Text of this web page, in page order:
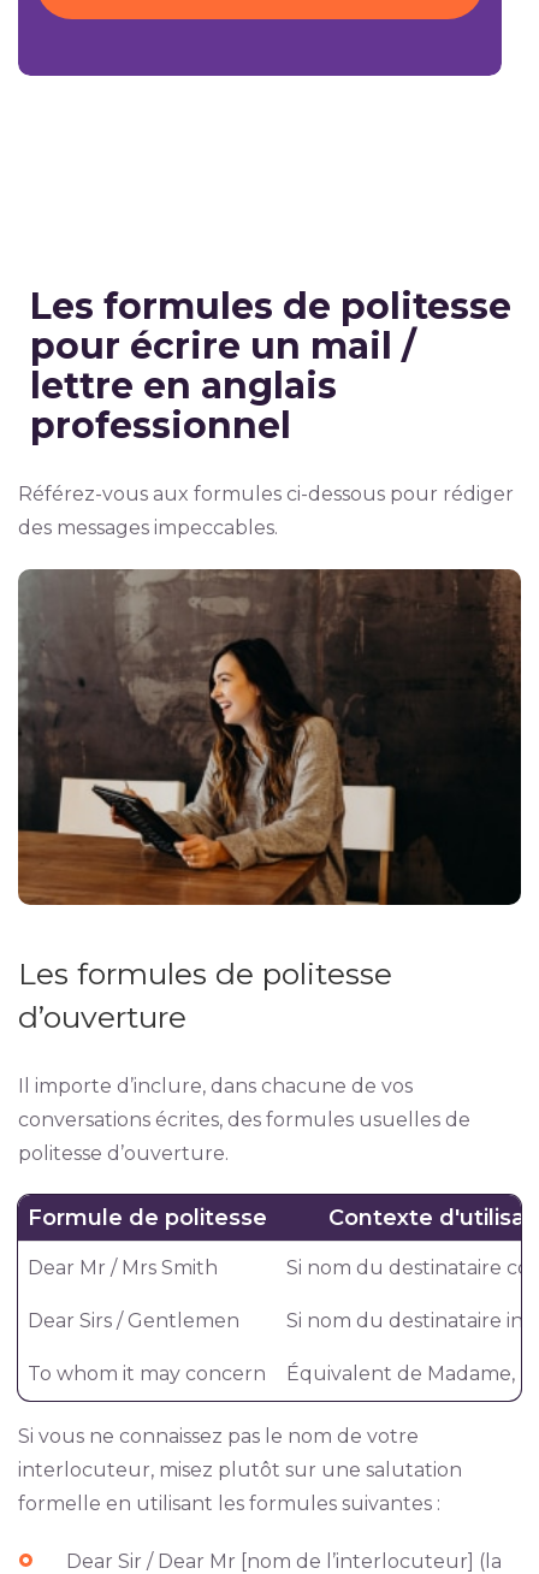
Les formules de politesse
pour écrire un mail /
lettre en anglais
professionnel
Référez-vous aux formules ci-dessous pour rédiger
des messages impeccables.
Les formules de politesse
d’ouverture
Il importe d’inclure, dans chacune de vos
conversations écrites, des formules usuelles de
politesse d’ouverture.
Formule de politesse Contexte
Dear Mr / Mrs Smith Si nom du destinataire
Dear Sirs / Gentlemen Si nom du destinataire
To whom it may concern Équivalent de Madame,
Si vous ne connaissez pas le nom de votre
interlocuteur, misez plutôt sur une salutation
formelle en utilisant les formules suivantes :
Dear Sir / Dear Mr [nom de l’interlocuteur] (la